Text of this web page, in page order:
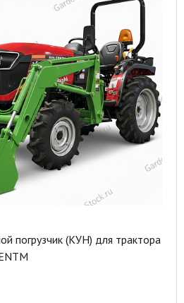
погрузчик (КУН) для трактора